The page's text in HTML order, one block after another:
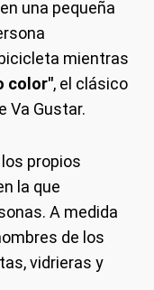
una pequeña
mientras
color", el clásico
Va Gustar.
propios
la que
A medida
de los
vidrieras y